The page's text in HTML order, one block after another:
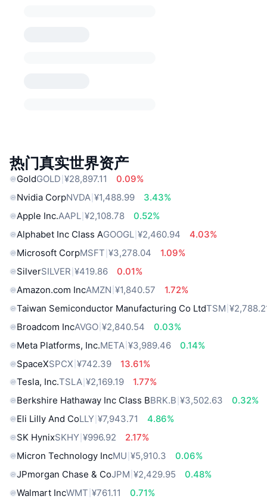
热门真实世界资产
GoldGOLD ¥28,897.11
0.09%
Nvidia CorpNVDA ¥1,488.99
3.43%
Apple Inc.AAPL ¥2,108.78
0.52%
Alphabet Inc Class AGOOGL ¥2,460.94
4.03%
Microsoft CorpMSFT ¥3,278.04
1.09%
SilverSILVER ¥419.86
0.01%
Amazon.com IncAMZN ¥1,840.57
1.72%
Taiwan Semiconductor Manufacturing Co LtdTSM
Broadcom IncAVGO ¥2,840.54
0.03%
Meta Platforms, Inc.META ¥3,989.46
0.14%
SpaceXSPCX ¥742.39
13.61%
Tesla, Inc.TSLA ¥2,169.19
1.77%
Berkshire Hathaway Inc Class BBRK.B ¥3,502.63
0.32%
Eli Lilly And CoLLY ¥7,943.71
4.86%
SK HynixSKHY ¥996.92
2.17%
Micron Technology IncMU ¥5,910.3
0.06%
JPmorgan Chase & CoJPM ¥2,429.95
0.48%
Walmart IncWMT ¥761.11 0.71%